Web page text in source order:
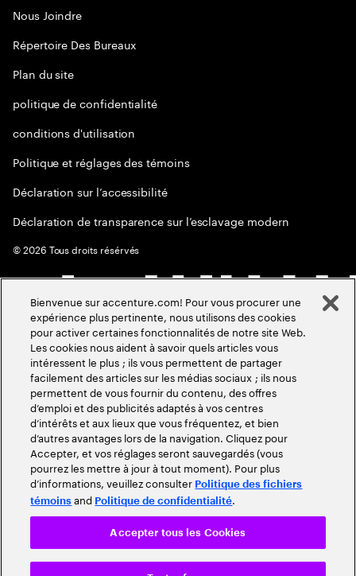
Nous Joindre
Répertoire Des Bureaux
Plan du site
politique de confidentialité
conditions d'utilisation
Politique et réglages des témoins
Déclaration sur l’accessibilité
Déclaration de transparence sur l’esclavage modern
©2026 Tous droits résérvés
Bienvenue sur accenture.com! Pour vous procurer une
expérience plus pertinente, nous utilisons des cookies
pour activer certaines fonctionnalités de notre site Web.
Les cookies nous aident à savoir quels articles vous
intéressent le plus ; ils vous permettent de partager
facilement des articles sur les médias sociaux ; ils nous
permettent de vous fournir du contenu, des offres
d’emploi et des publicités adaptés à vos centres
d’intérêts et aux lieux que vous fréquentez, et bien
d’autres avantages lors de la navigation. Cliquez pour
Accepter, et vos réglages seront sauvegardés (vous
pourrez les mettre à jour à tout moment). Pour plus
d’informations, veuillez consulter Politique des fichiers
témoins and Politique de confidentialité.
Accepter tous les Cookies